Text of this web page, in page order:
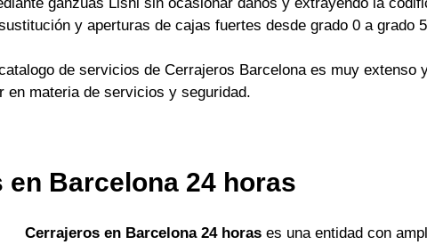
y aperturas de cajas fuertes desde grado 0 a grado 5
de servicios de Cerrajeros Barcelona es muy
en materia de servicios y seguridad.
en Barcelona 24 horas
Cerrajeros en Barcelona 24 horases una entidad con